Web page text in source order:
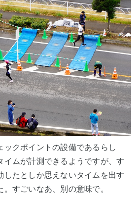
クポイントの設備であるらし
イムが計測できるようですが、す
したとしか思えないタイムを出す
すごいなあ、別の意味で。